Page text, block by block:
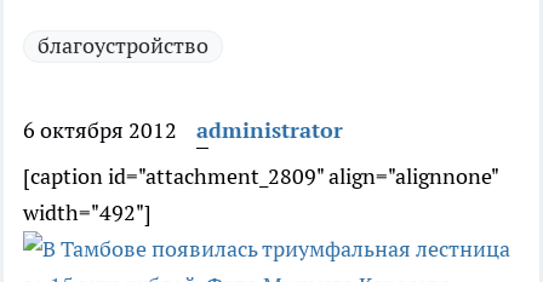
благоустройство
6 октября 2012
administrator
[caption id="attachment_2809" align="alignnone"
width="492"]